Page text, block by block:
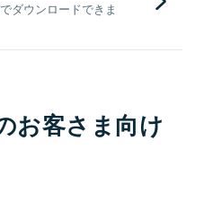
ダウンロードできま
お客さま向け